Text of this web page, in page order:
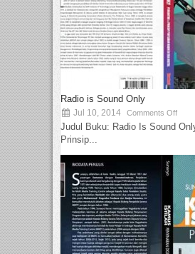
Radio is Sound Only
Jul 10, 2014 Comments Off
Judul Buku: Radio Is Sound
Prinsip...